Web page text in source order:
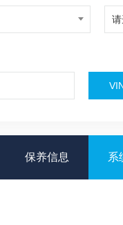
保养信息 系